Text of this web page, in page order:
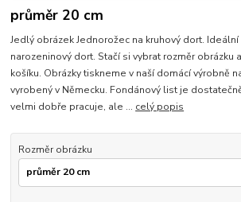
průměr 20 cm
Jedlý obrázek Jednorožec na kruhový dort.
narozeninový dort. Stačí si vybrat rozměr obrázku
košíku. Obrázky tiskneme v naší domácí výrobně
vyrobený v Německu. Fondánový list je
velmi dobře pracuje, ale ... celý popis
Rozměr obrázku